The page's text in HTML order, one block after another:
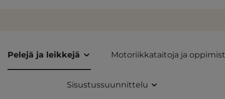
Pelejä ja leikkejä Motoriikkataitoja ja
Sisustussuunnittelu